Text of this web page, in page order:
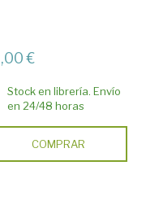
€
Stock en librería. Envío
en 24/48 horas
COMPRAR